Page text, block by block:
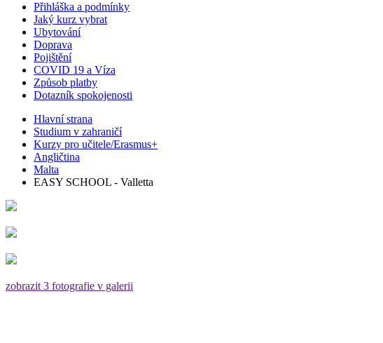
Přihláška a podmínky
Jaký kurz vybrat
Ubytování
Doprava
Pojištění
COVID 19 a Víza
Způsob platby
Dotazník spokojenosti
Hlavní strana
Studium v zahraničí
Kurzy pro učitele/Erasmus+
Angličtina
Malta
EASY SCHOOL - Valletta
zobrazit 3 fotografie v galerii